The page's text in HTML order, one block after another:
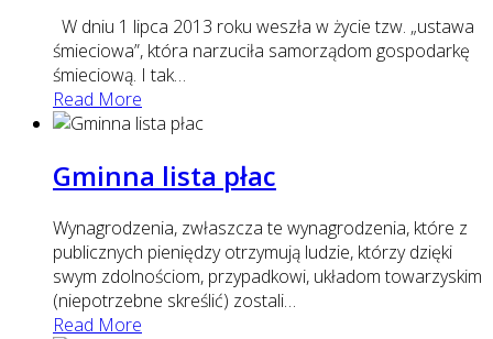
W dniu 1 lipca 2013 roku weszła w życie tzw. „ustawa
śmieciowa”, która narzuciła samorządom gospodarkę
śmieciową. I tak…
Read More
Gminna lista płac
Wynagrodzenia, zwłaszcza te wynagrodzenia, które z
publicznych pieniędzy otrzymują ludzie, którzy dzięki
swym zdolnościom, przypadkowi, układom towarzyskim
(niepotrzebne skreślić) zostali…
Read More